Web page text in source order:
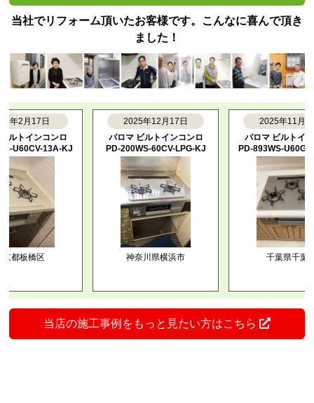
当社でリフォーム頂いたお客様です。こんなに喜んで頂き
ました！
月17日
インコンロ
13A-KJ
橋区
2025年12月17日
パロマ ビルトインコンロ
PD-200WS-60CV-LPG-KJ
神奈川県横浜市
2025年11月27日
パロマ ビルトインコン
PD-893WS-U60GH-
千葉県千葉市
当店の施工事例をもっと見たい方はこちら